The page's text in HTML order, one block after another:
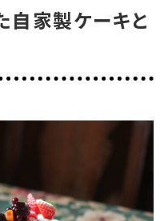
自家製ケーキと